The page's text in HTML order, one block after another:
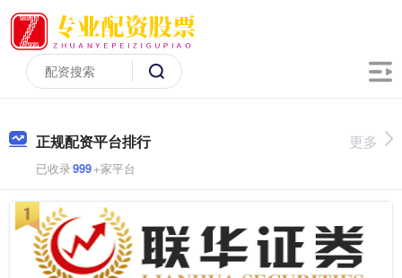
正规配资平台排行
已收录999+家平台
更多